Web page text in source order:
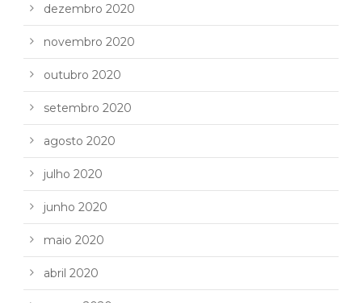
dezembro 2020
novembro 2020
outubro 2020
setembro 2020
agosto 2020
julho 2020
junho 2020
maio 2020
abril 2020